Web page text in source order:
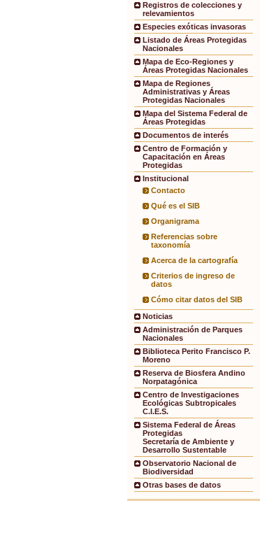
Registros de colecciones y
relevamientos
Especies exóticas invasoras
Listado de Áreas Protegidas
Nacionales
Mapa de Eco-Regiones y
Áreas Protegidas Nacionales
Mapa de Regiones
Administrativas y Áreas
Protegidas Nacionales
Mapa del Sistema Federal de
Áreas Protegidas
Documentos de interés
Centro de Formación y
Capacitación en Áreas
Protegidas
Institucional
Contacto
Qué es el SIB
Organigrama
Referencias sobre
taxonomía
Acerca de la cartografía
Criterios de ingreso de
datos
Cómo citar datos del SIB
Noticias
Administración de Parques
Nacionales
Biblioteca Perito Francisco P.
Moreno
Reserva de Biosfera Andino
Norpatagónica
Centro de Investigaciones
Ecológicas Subtropicales
C.I.E.S.
Sistema Federal de Áreas
Protegidas
Secretaría de Ambiente y
Desarrollo Sustentable
Observatorio Nacional de
Biodiversidad
Otras bases de datos